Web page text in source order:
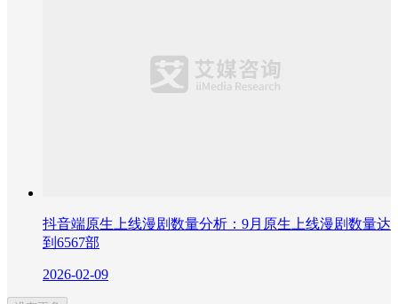
抖音端原生上线漫剧数量分析：9月原生上线漫剧数量达
到6567部
2026-02-09